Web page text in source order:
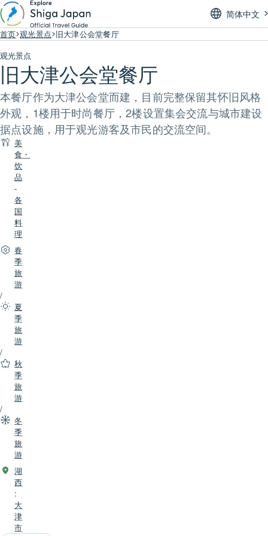
简体中文
首页 观光景点 旧大津公会堂餐厅
观光景点
旧大津公会堂餐厅
本餐厅作为大津公会堂而建，目前完整保留其怀旧风格
外观，1楼用于时尚餐厅，2楼设置集会交流与城市建设
据点设施，用于观光游客及市民的交流空间。
美
食・
饮
品
-
各
国
料
理
春
季
旅
游
/
夏
季
旅
游
/
秋
季
旅
游
/
冬
季
旅
游
湖
西
:
大
津
市